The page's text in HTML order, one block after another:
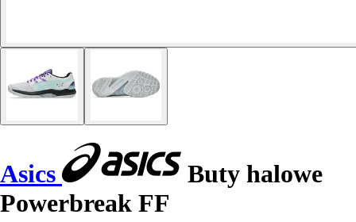
Asics
Buty halowe
Powerbreak FF